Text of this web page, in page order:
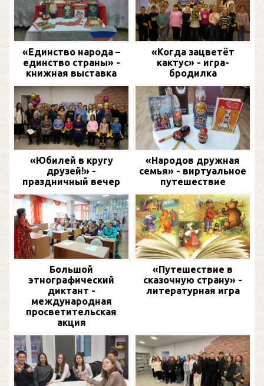
«Единство народа –
единство страны» -
книжная выставка
«Когда зацветёт
кактус» - игра-
бродилка
«Юбилей в кругу
друзей!» -
праздничный вечер
«Народов дружная
семья» - виртуальное
путешествие
Большой
этнографический
диктант -
международная
просветительская
акция
«Путешествие в
сказочную страну» -
литературная игра